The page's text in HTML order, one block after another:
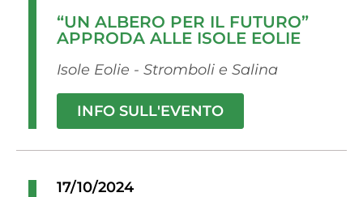
“UN ALBERO PER IL FUTURO”
APPRODA ALLE ISOLE EOLIE
Isole Eolie - Stromboli e Salina
INFO SULL'EVENTO
17/10/2024